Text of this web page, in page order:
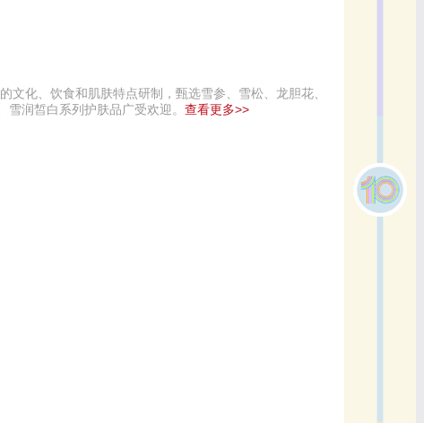
化、饮食和肌肤特点研制，甄选雪参、雪松、龙胆花、
润皙白系列护肤品广受欢迎。 查看更多>>